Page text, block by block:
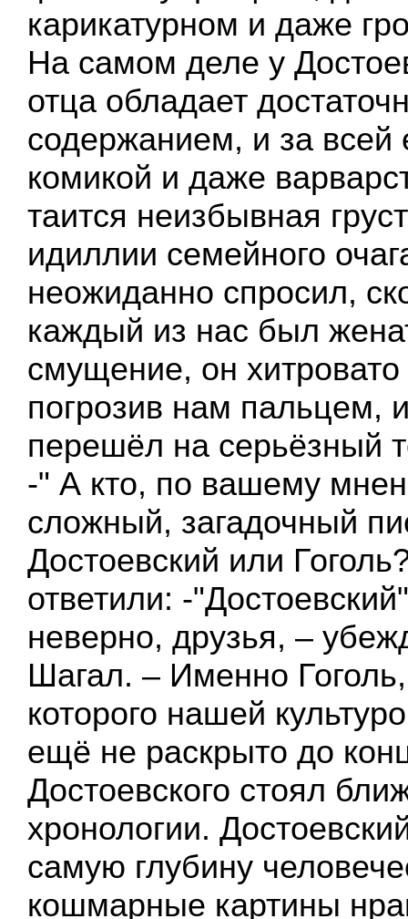
карикатурном и даже
На самом деле у
отца обладает
содержанием, и за всей
комикой и даже
таится неизбывная
идиллии семейного
неожиданно спросил,
каждый из нас был
смущение, он
погрозив нам пальцем,
перешёл на серьёзный
-" А кто, по вашему
сложный, загадочный
Достоевский или
ответили: -
неверно, друзья, –
Шагал. – Именно
которого нашей
ещё не раскрыто до
Достоевского стоял
хронологии.
самую глубину
кошмарные картины